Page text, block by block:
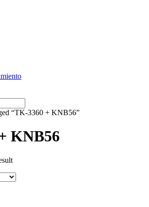
“TK-3360 + KNB56”
KNB56